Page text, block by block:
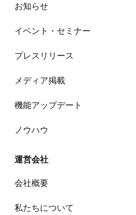
お知らせ
イベント・セミナー
プレスリリース
メディア掲載
機能アップデート
ノウハウ
運営会社
会社概要
私たちについて